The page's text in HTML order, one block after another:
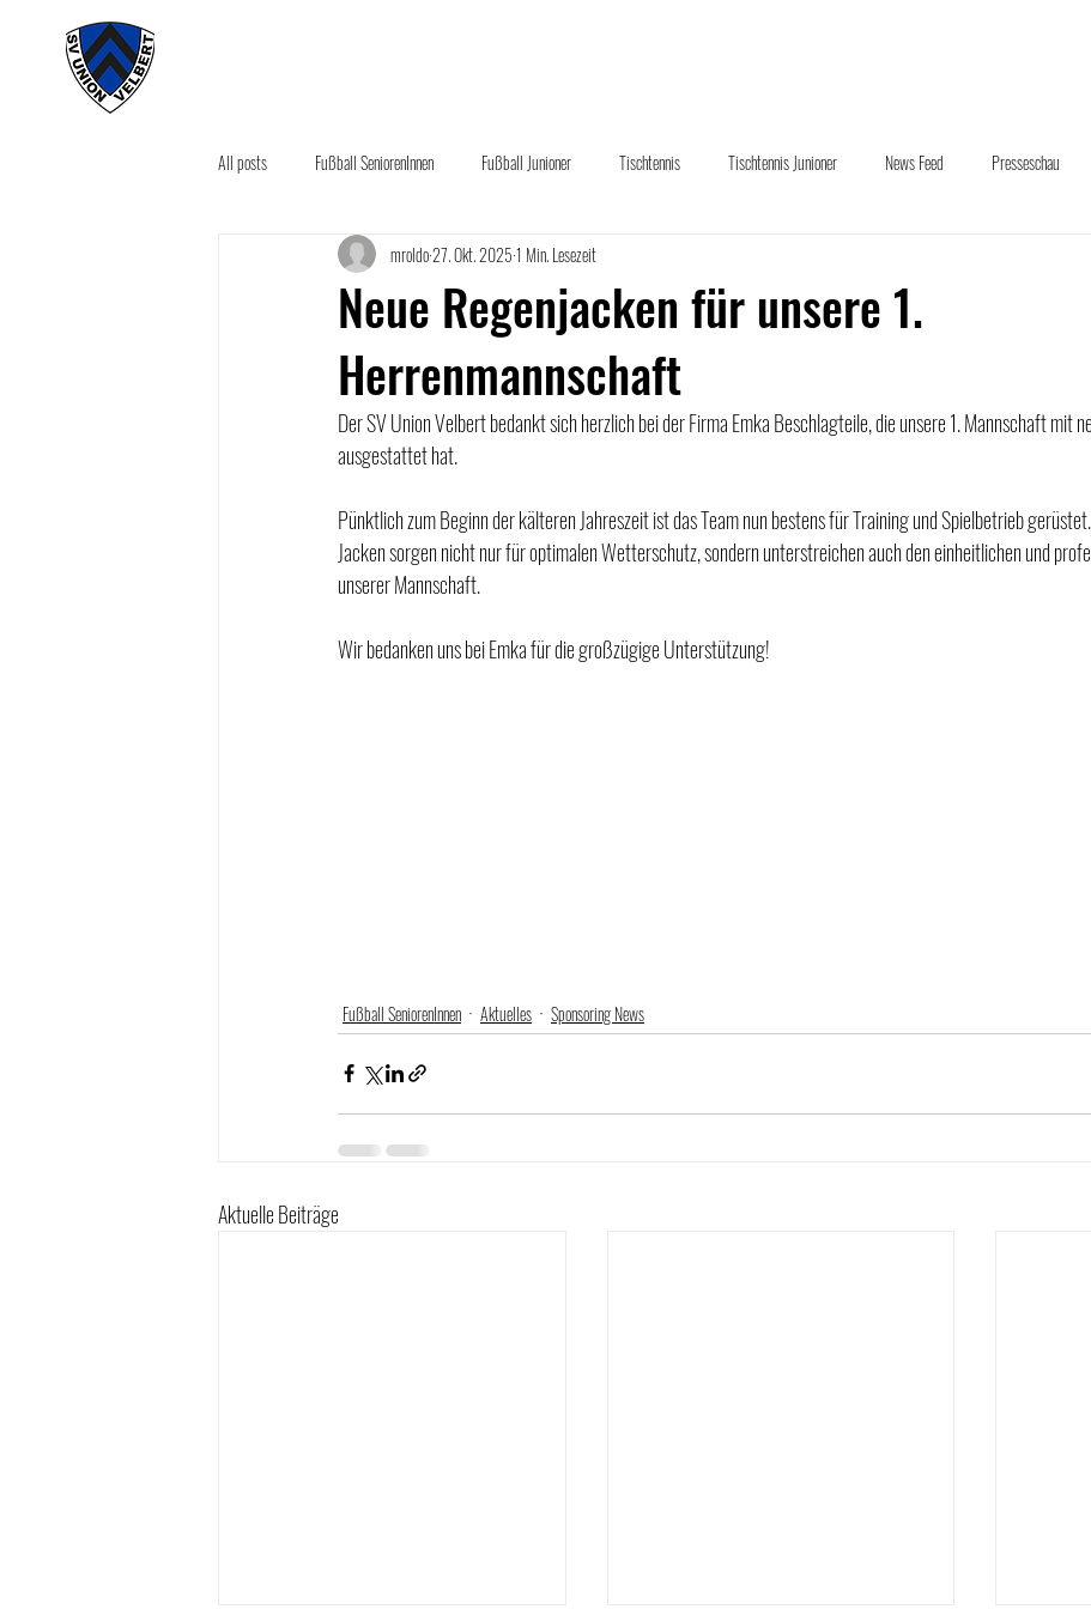
All posts Fußball SeniorenInnen Fußball Junioner Tischtennis Tischtennis Junioner News Feed Presseschau
Sponsoring News Secound Hand
Neue Regenjacken für unsere 1.
Herrenmannschaft
mroldo27. Okt. 20251 Min. Lesezeit
Der SV Union Velbert bedankt sich herzlich bei der Firma Emka Beschlagteile, die unsere 1. Mannschaft mit
ausgestattet hat.
Pünktlich zum Beginn der kälteren Jahreszeit ist das Team nun bestens für Training und Spielbetrieb
Jacken sorgen nicht nur für optimalen Wetterschutz, sondern unterstreichen auch den einheitlichen und
unserer Mannschaft.
Wir bedanken uns bei Emka für die großzügige Unterstützung!
Fußball SeniorenInnen Aktuelles Sponsoring News
Aktuelle Beiträge